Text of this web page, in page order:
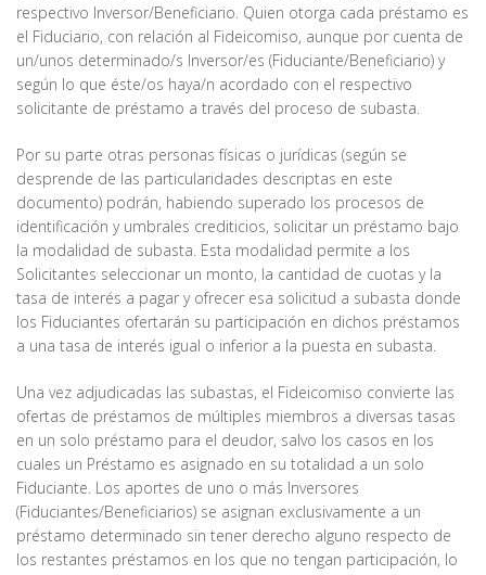
respectivo Inversor/Beneficiario. Quien otorga cada préstamo es
el Fiduciario, con relación al Fideicomiso, aunque por cuenta de
un/unos determinado/s Inversor/es (Fiduciante/Beneficiario) y
según lo que éste/os haya/n acordado con el respectivo
solicitante de préstamo a través del proceso de subasta.
Por su parte otras personas físicas o jurídicas (según se
desprende de las particularidades descriptas en este
documento) podrán, habiendo superado los procesos de
identificación y umbrales crediticios, solicitar un préstamo bajo
la modalidad de subasta. Esta modalidad permite a los
Solicitantes seleccionar un monto, la cantidad de cuotas y la
tasa de interés a pagar y ofrecer esa solicitud a subasta donde
los Fiduciantes ofertarán su participación en dichos préstamos
a una tasa de interés igual o inferior a la puesta en subasta.
Una vez adjudicadas las subastas, el Fideicomiso convierte las
ofertas de préstamos de múltiples miembros a diversas tasas
en un solo préstamo para el deudor, salvo los casos en los
cuales un Préstamo es asignado en su totalidad a un solo
Fiduciante. Los aportes de uno o más Inversores
(Fiduciantes/Beneficiarios) se asignan exclusivamente a un
préstamo determinado sin tener derecho alguno respecto de
los restantes préstamos en los que no tengan participación, lo